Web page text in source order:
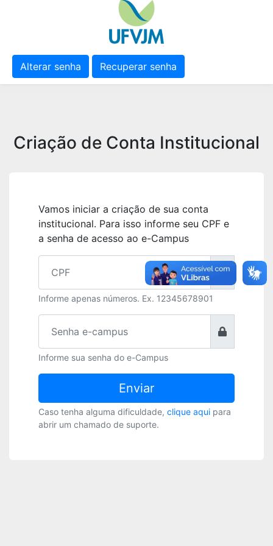
Alterar senha Recuperar senha
Criação de Conta Institucional
Vamos iniciar a criação de sua conta
institucional. Para isso informe seu CPF e
a senha de acesso ao e-Campus
Informe apenas números. Ex. 12345678901
Informe sua senha do e-Campus
Enviar
Caso tenha alguma dificuldade, clique aqui para
abrir um chamado de suporte.